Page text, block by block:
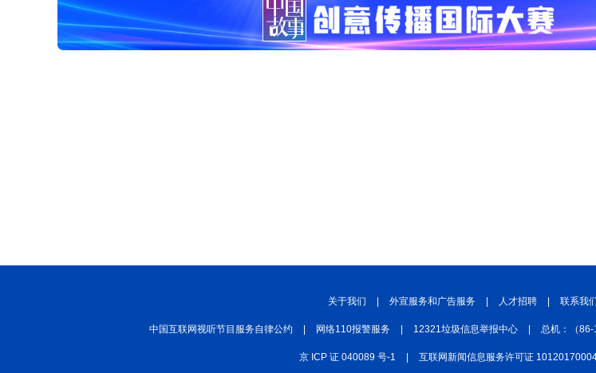
关于我们 外宣服务和广告服务 人才招聘 联系我
中国互联网视听节目服务自律公约 网络110报警服务 12321垃圾信息举报中心 总机：（
京 ICP 证 040089 号-1 互联网新闻信息服务许可证